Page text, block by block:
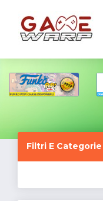
Filtri E Categorie